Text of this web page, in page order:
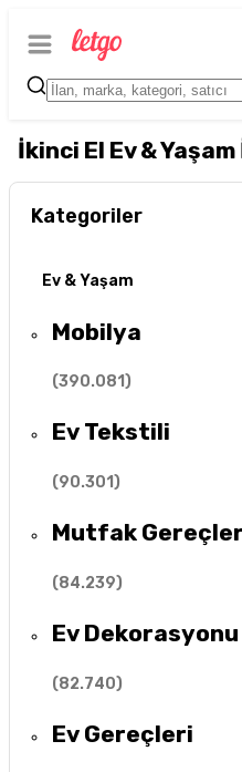
İkinci El Ev &
Kategoriler
Ev & Yaşam
Mobilya
(390.081)
Ev Tekstili
(90.301)
Mutfak
(84.239)
Ev Dekorasyonu
(82.740)
Ev Gereçleri